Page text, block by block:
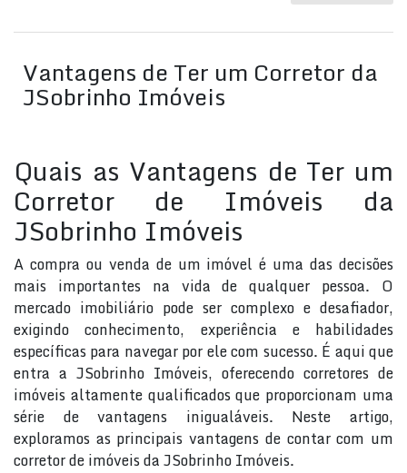
Vantagens de Ter um Corretor da
JSobrinho Imóveis
Quais as Vantagens de Ter um
Corretor de Imóveis da
JSobrinho Imóveis
A compra ou venda de um imóvel é uma das decisões
mais importantes na vida de qualquer pessoa. O
mercado imobiliário pode ser complexo e desafiador,
exigindo conhecimento, experiência e habilidades
específicas para navegar por ele com sucesso. É aqui que
entra a JSobrinho Imóveis, oferecendo corretores de
imóveis altamente qualificados que proporcionam uma
série de vantagens inigualáveis. Neste artigo,
exploramos as principais vantagens de contar com um
corretor de imóveis da JSobrinho Imóveis.